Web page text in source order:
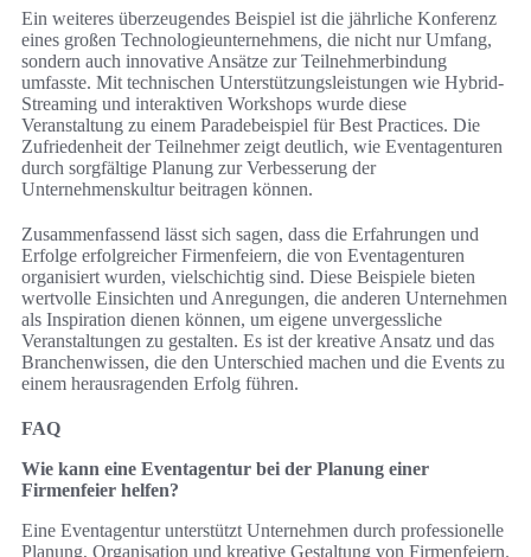
Ein weiteres überzeugendes Beispiel ist die jährliche Konferenz
eines großen Technologieunternehmens, die nicht nur Umfang,
sondern auch innovative Ansätze zur Teilnehmerbindung
umfasste. Mit technischen Unterstützungsleistungen wie Hybrid-
Streaming und interaktiven Workshops wurde diese
Veranstaltung zu einem Paradebeispiel für Best Practices. Die
Zufriedenheit der Teilnehmer zeigt deutlich, wie Eventagenturen
durch sorgfältige Planung zur Verbesserung der
Unternehmenskultur beitragen können.
Zusammenfassend lässt sich sagen, dass die Erfahrungen und
Erfolge erfolgreicher Firmenfeiern, die von Eventagenturen
organisiert wurden, vielschichtig sind. Diese Beispiele bieten
wertvolle Einsichten und Anregungen, die anderen Unternehmen
als Inspiration dienen können, um eigene unvergessliche
Veranstaltungen zu gestalten. Es ist der kreative Ansatz und das
Branchenwissen, die den Unterschied machen und die Events zu
einem herausragenden Erfolg führen.
FAQ
Wie kann eine Eventagentur bei der Planung einer
Firmenfeier helfen?
Eine Eventagentur unterstützt Unternehmen durch professionelle
Planung, Organisation und kreative Gestaltung von Firmenfeiern.